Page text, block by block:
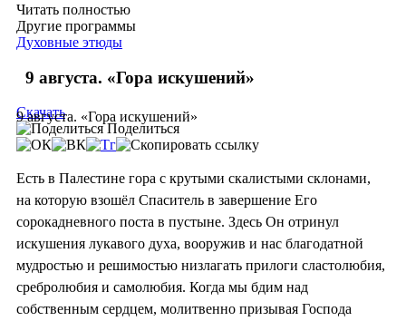
Читать полностью
Другие программы
Духовные этюды
9 августа. «Гора искушений»
9 августа. «Гора искушений»
Скачать
Поделиться
Есть в Палестине гора с крутыми скалистыми склонами,
на которую взошёл Спаситель в завершение Его
сорокадневного поста в пустыне. Здесь Он отринул
искушения лукавого духа, вооружив и нас благодатной
мудростью и решимостью низлагать прилоги сластолюбия,
сребролюбия и самолюбия. Когда мы бдим над
собственным сердцем, молитвенно призывая Господа